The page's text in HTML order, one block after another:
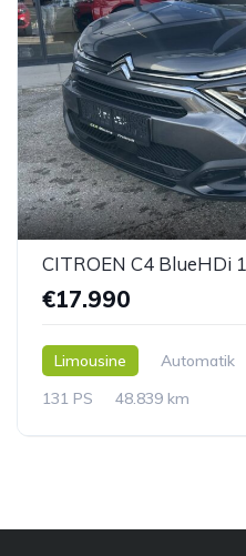
CITROEN C4 BlueHDi
€17.990
Limousine Automatik
131 PS
48.839 km